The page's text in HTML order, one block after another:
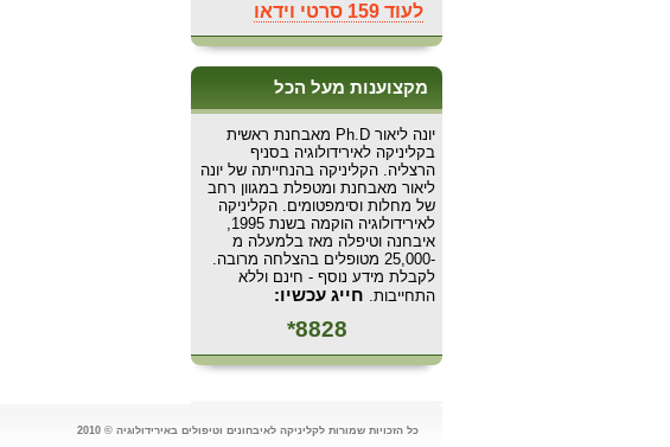
לעוד 159 סרטי וידאו
מקצוענות מעל הכל
יונה ליאור Ph.D מאבחנת ראשית
בקליניקה לאירידולוגיה בסניף
הרצליה. הקליניקה בהנחייתה של יונה
ליאור מאבחנת ומטפלת במגוון רחב
של מחלות וסימפטומים. הקליניקה
לאירידולוגיה הוקמה בשנת 1995,
איבחנה וטיפלה מאז בלמעלה מ
-25,000 מטופלים בהצלחה מרובה.
לקבלת מידע נוסף - חינם וללא
התחייבות. חייג עכשיו:
8828*
כל הזכויות שמורות לקליניקה לאיבחונים וטיפולים באירידולוגיה © 2010